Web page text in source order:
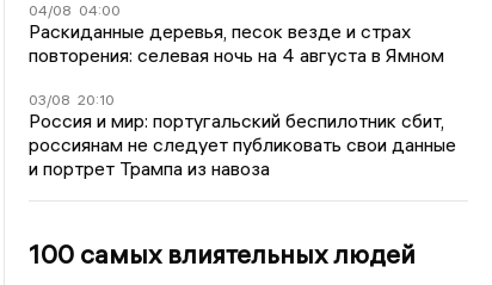
04/08 04:00
Раскиданные деревья, песок везде и страх
повторения: селевая ночь на 4 августа в Ямном
03/08 20:10
Россия и мир: португальский беспилотник сбит,
россиянам не следует публиковать свои данные
и портрет Трампа из навоза
100 самых влиятельных людей